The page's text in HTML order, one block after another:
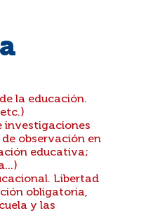
la educación.
investigaciones
observación en
educativa;
Libertad
obligatoria,
y las